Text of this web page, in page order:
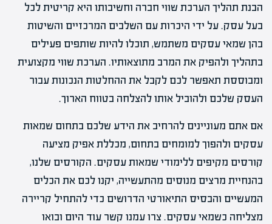
הבנת תהליך הערכת שווי חברה וחשיבותו היא קריטית לכל
בעל עסק. על ידי היכרות עם השלבים המרכזיים והשיטות
בהן שמאי עסקים משתמש, תוכלו להיות שותפים פעילים
בתהליך ולהפיק את המרב מתוצאותיו. הערכת שווי מקצועית
ומבוססת תאפשר לכם לקבל את ההחלטות הנכונות עבור
העסק שלכם ולהוביל אותו להצלחה בטווח הארוך.
אם אתם מעוניינים להרחיב את הידע שלכם בתחום שמאות
עסקים ולהפוך למומחים בתחום, מכללת אפיק מציעה
קורסים מקיפים ללימודי שמאות עסקים. הקורסים שלנו,
בהנחיית מרצים מנוסים מהתעשייה, יקנו לכם את הכלים
המעשיים והבסיס התיאורטי הדרושים כדי להתחיל קריירה
מצליחה כשמאי עסקים. צרו עמנו קשר עוד היום ובואו